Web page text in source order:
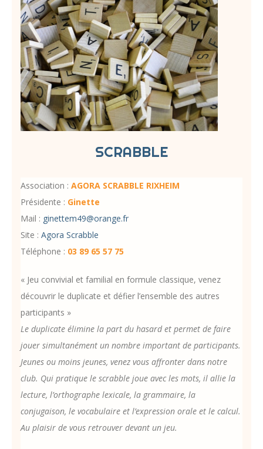
SCRABBLE
Association : AGORA SCRABBLE RIXHEIM
Présidente : Ginette
Mail : ginettem49@orange.fr
Site : Agora Scrabble
Téléphone : 03 89 65 57 75
« Jeu convivial et familial en formule classique, venez
découvrir le duplicate et défier l’ensemble des autres
participants »
Le duplicate élimine la part du hasard et permet de faire
jouer simultanément un nombre important de participants.
Jeunes ou moins jeunes, venez vous affronter dans notre
club. Qui pratique le scrabble joue avec les mots, il allie la
lecture, l’orthographe lexicale, la grammaire, la
conjugaison, le vocabulaire et l’expression orale et le calcul.
Au plaisir de vous retrouver devant un jeu.